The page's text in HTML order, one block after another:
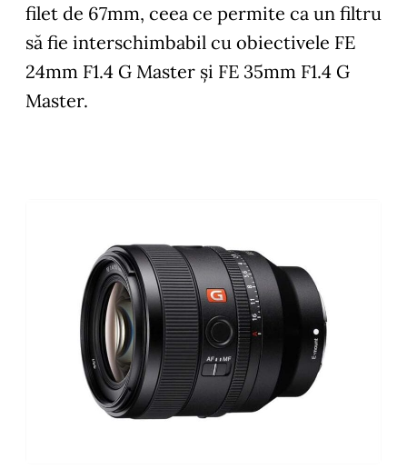
filet de 67mm, ceea ce permite ca un filtru
să fie interschimbabil cu obiectivele FE
24mm F1.4 G Master și FE 35mm F1.4 G
Master.